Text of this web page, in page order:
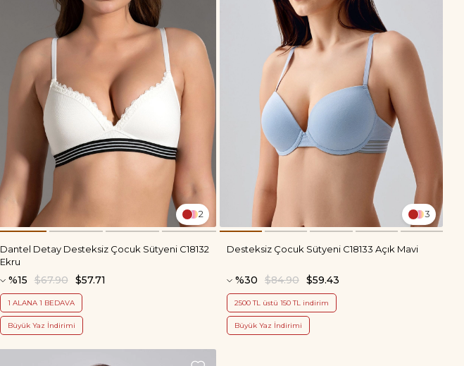
2
Dantel Detay Desteksiz Çocuk Sütyeni C18132
Ekru
%15 $57.71
$67.90
1 ALANA 1 BEDAVA
Büyük Yaz İndirimi
3
Desteksiz Çocuk Sütyeni C18133 Açık Mavi
%30 $59.43
$84.90
2500 TL üstü 150 TL indirim
Büyük Yaz İndirimi